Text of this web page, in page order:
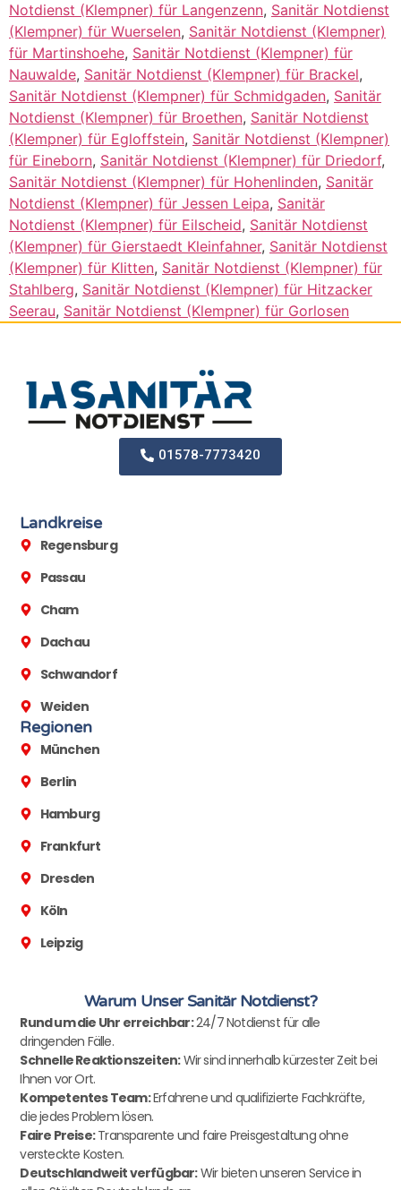
Notdienst (Klempner) für Langenzenn, Sanitär Notdienst
(Klempner) für Wuerselen, Sanitär Notdienst (Klempner)
für Martinshoehe, Sanitär Notdienst (Klempner) für
Nauwalde, Sanitär Notdienst (Klempner) für Brackel,
Sanitär Notdienst (Klempner) für Schmidgaden, Sanitär
Notdienst (Klempner) für Broethen, Sanitär Notdienst
(Klempner) für Egloffstein, Sanitär Notdienst (Klempner)
für Eineborn, Sanitär Notdienst (Klempner) für Driedorf,
Sanitär Notdienst (Klempner) für Hohenlinden, Sanitär
Notdienst (Klempner) für Jessen Leipa, Sanitär
Notdienst (Klempner) für Eilscheid, Sanitär Notdienst
(Klempner) für Gierstaedt Kleinfahner, Sanitär Notdienst
(Klempner) für Klitten, Sanitär Notdienst (Klempner) für
Stahlberg, Sanitär Notdienst (Klempner) für Hitzacker
Seerau, Sanitär Notdienst (Klempner) für Gorlosen
01578-7773420
Landkreise
Regensburg
Passau
Cham
Dachau
Schwandorf
Weiden
Regionen
München
Berlin
Hamburg
Frankfurt
Dresden
Köln
Leipzig
Warum Unser Sanitär Notdienst?
Rund um die Uhr erreichbar:24/7 Notdienst für alle
dringenden Fälle.
Schnelle Reaktionszeiten:Wir sind innerhalb kürzester Zeit bei
Ihnen vor Ort.
Kompetentes Team:Erfahrene und qualifizierte Fachkräfte,
die jedes Problem lösen.
Faire Preise:Transparente und faire Preisgestaltung ohne
versteckte Kosten.
Deutschlandweit verfügbar:Wir bieten unseren Service in